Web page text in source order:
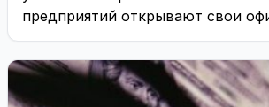
предприятий открывают свои
Балтии